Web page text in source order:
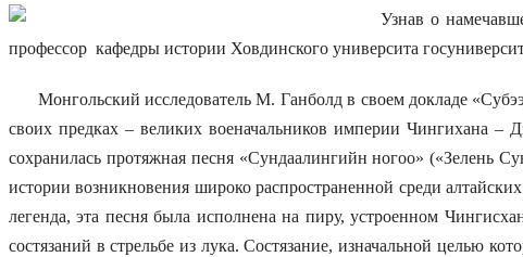
Узнав о
профессор кафедры истории Ховдинского университа
Монгольский исследователь М. Ганболд в своем докладе
своих предках – великих военачальников империи Чингихана –
сохранилась протяжная песня «Сундаалингийн ногоо» («Зелень
истории возникновения широко распространенной среди
легенда, эта песня была исполнена на пиру, устроенном
состязаний в стрельбе из лука. Состязание, изначальной целью